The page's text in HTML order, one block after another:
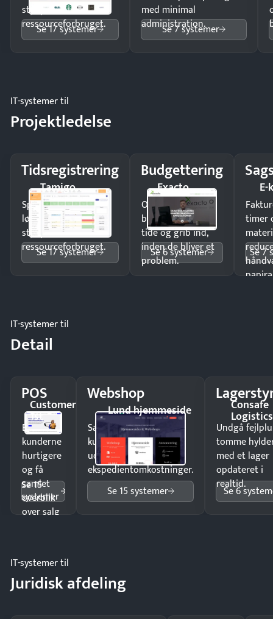
styr på
ressourceforbruget.
Se 17 systemer
med minimal
administration.
Se 7 systemer
IT-systemer til
Projektledelse
Tidsregistrering
Tamigo
Spar tid på
lønberegning og få
styr på
ressourceforbruget.
Se 17 systemer
Budgettering
Exacto
Opdag
budgetafvigelser i
tide og grib ind,
inden de bliver et
problem.
Se 6 systemer
timer
Se 7
IT-systemer til
Detail
POS
Customer
1st
Ekspedér
kunderne
hurtigere
og få
samlet
overblik
over salg
Se 15
systemer
Webshop
Lund hjemmeside
Sælg produkter 24/7 til
kunder i hele landet
uden
ekspedientomkostninger.
Se 15 systemer
Consafe
Logistics
Undgå
tomme
med et lager
opdateret i
realtid.
Se 6
IT-systemer til
Juridisk afdeling